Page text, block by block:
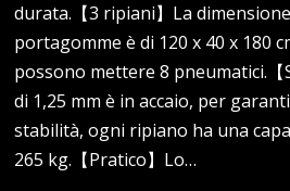
durata.【3 ripiani】La
portagomme è di 120 x 40 x 180
possono mettere 8 pneumatici.
di 1,25 mm è in accaio, per
stabilità, ogni ripiano ha una
265 kg.【Pratico】Lo…